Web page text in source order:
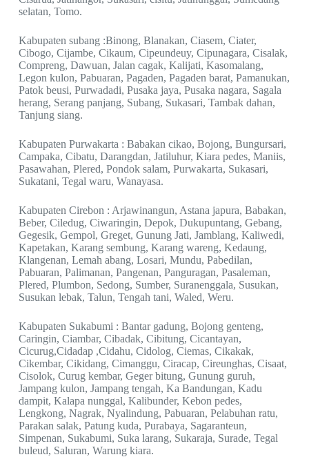
selatan, Tomo.
Kabupaten subang :Binong, Blanakan, Ciasem, Ciater,
Cibogo, Cijambe, Cikaum, Cipeundeuy, Cipunagara, Cisalak,
Compreng, Dawuan, Jalan cagak, Kalijati, Kasomalang,
Legon kulon, Pabuaran, Pagaden, Pagaden barat, Pamanukan,
Patok beusi, Purwadadi, Pusaka jaya, Pusaka nagara, Sagala
herang, Serang panjang, Subang, Sukasari, Tambak dahan,
Tanjung siang.
Kabupaten Purwakarta : Babakan cikao, Bojong, Bungursari,
Campaka, Cibatu, Darangdan, Jatiluhur, Kiara pedes, Maniis,
Pasawahan, Plered, Pondok salam, Purwakarta, Sukasari,
Sukatani, Tegal waru, Wanayasa.
Kabupaten Cirebon : Arjawinangun, Astana japura, Babakan,
Beber, Ciledug, Ciwaringin, Depok, Dukupuntang, Gebang,
Gegesik, Gempol, Greget, Gunung Jati, Jamblang, Kaliwedi,
Kapetakan, Karang sembung, Karang wareng, Kedaung,
Klangenan, Lemah abang, Losari, Mundu, Pabedilan,
Pabuaran, Palimanan, Pangenan, Panguragan, Pasaleman,
Plered, Plumbon, Sedong, Sumber, Suranenggala, Susukan,
Susukan lebak, Talun, Tengah tani, Waled, Weru.
Kabupaten Sukabumi : Bantar gadung, Bojong genteng,
Caringin, Ciambar, Cibadak, Cibitung, Cicantayan,
Cicurug,Cidadap ,Cidahu, Cidolog, Ciemas, Cikakak,
Cikembar, Cikidang, Cimanggu, Ciracap, Cireunghas, Cisaat,
Cisolok, Curug kembar, Geger bitung, Gunung guruh,
Jampang kulon, Jampang tengah, Ka Bandungan, Kadu
dampit, Kalapa nunggal, Kalibunder, Kebon pedes,
Lengkong, Nagrak, Nyalindung, Pabuaran, Pelabuhan ratu,
Parakan salak, Patung kuda, Purabaya, Sagaranteun,
Simpenan, Sukabumi, Suka larang, Sukaraja, Surade, Tegal
buleud, Saluran, Warung kiara.